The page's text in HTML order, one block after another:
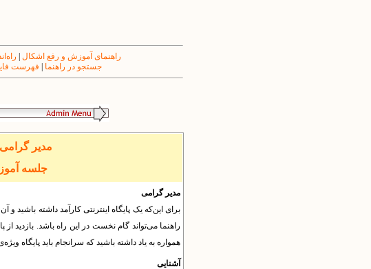
راهنمای آموزش و رفع اشکال
جستجو در راهنما
فهرست
مدیر
جلسه
مدیر گرامی
برای این‌که یک پایگاه اینترنتی کارآمد داشته باشید
راهنما می‌تواند گام نخست در این راه باشد. بازدید
همواره به یاد داشته باشید که سرانجام باید پایگاه
آشنایی